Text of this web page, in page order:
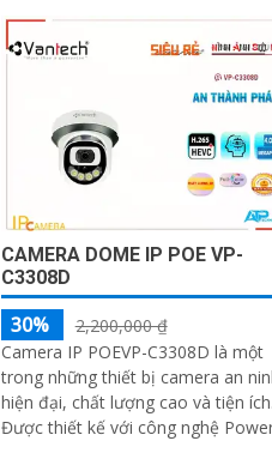
CAMERA DOME IP POE VP-
C3308D
30%
2,200,000 ₫
Camera IP POEVP-C3308D là một
trong những thiết bị camera an
hiện đại, chất lượng cao và tiện ích.
Được thiết kế với công nghệ